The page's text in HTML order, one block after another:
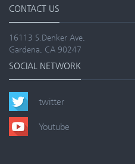
CONTACT US
16113 S.Denker Ave,
Gardena, CA 90247
SOCIAL NETWORK
twitter
Youtube